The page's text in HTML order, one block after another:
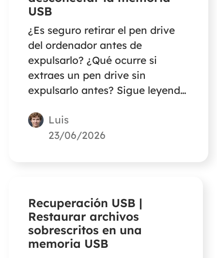
USB
¿Es seguro retirar el pen drive
del ordenador antes de
expulsarlo? ¿Qué ocurre si
extraes un pen drive sin
expulsarlo antes? Sigue leyendo
extraer una memoria USB sin
expulsarla correctamente.
Luis
23/06/2026
Recuperación USB |
Restaurar archivos
sobrescritos en una
memoria USB